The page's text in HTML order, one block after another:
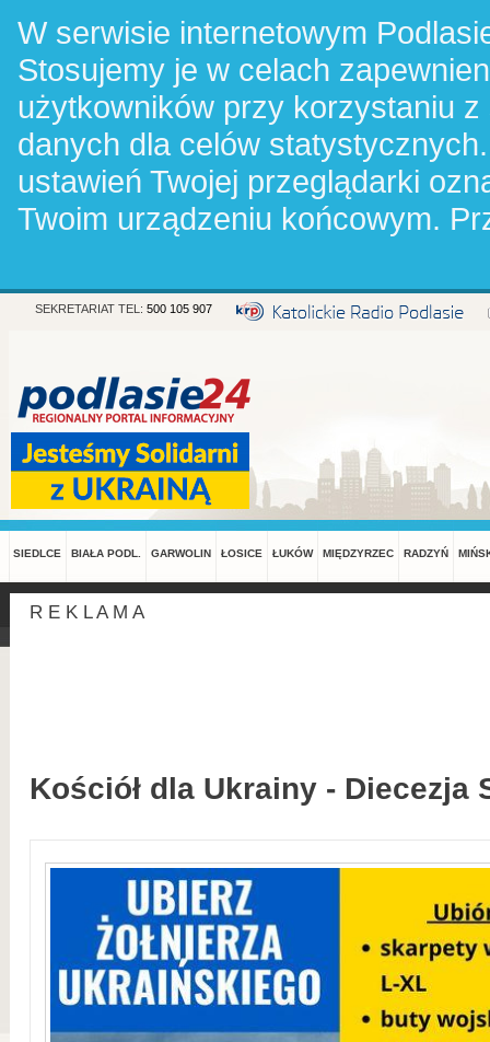
W serwisie internetowym
Stosujemy je w celach
użytkowników przy korzystaniu
danych dla celów
ustawień Twojej przeglądarki
Twoim urządzeniu końcowym.
SEKRETARIAT TEL: 500 105 907
SIEDLCE BIAŁA PODL. GARWOLIN ŁOSICE ŁUKÓW MIĘDZYRZEC RADZYŃ
R E K L A M A
Kościół dla Ukrainy - Diecezja